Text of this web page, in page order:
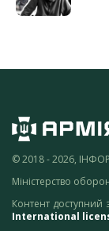
© 2018 - 2026,
Міністерство
Контент доступний
International